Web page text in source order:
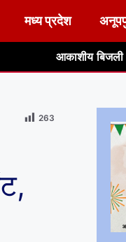
मध्य प्रदेश
बिजली एवं तेज आंधी-
263